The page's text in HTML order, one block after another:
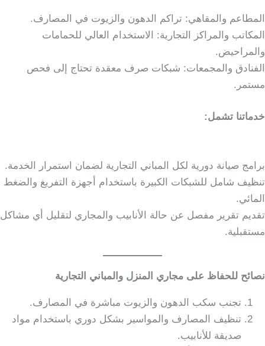
المطاعم والمقاهي: تراكم الدهون والزيوت في المصارف.
المكاتب والمراكز التجارية: الاستخدام العالي للحمامات
والمراحيض.
الفنادق والمجمعات: شبكات صرف معقدة تحتاج إلى فحص
مستمر.
خدماتنا تشمل:
برامج صيانة دورية لكل المباني التجارية لضمان استمرار الخدمة.
تنظيف شامل للشبكات الكبيرة باستخدام أجهزة التفريغ والضغط
المائي.
تقديم تقرير مفصل عن حالة الأنابيب والمجاري لتقليل أي مشاكل
مستقبلية.
نصائح للحفاظ على مجاري المنزل والمباني التجارية
تجنب سكب الدهون والزيوت مباشرة في المصارف.
تنظيف المصارف والمواسير بشكل دوري باستخدام مواد
صديقة للأنابيب.